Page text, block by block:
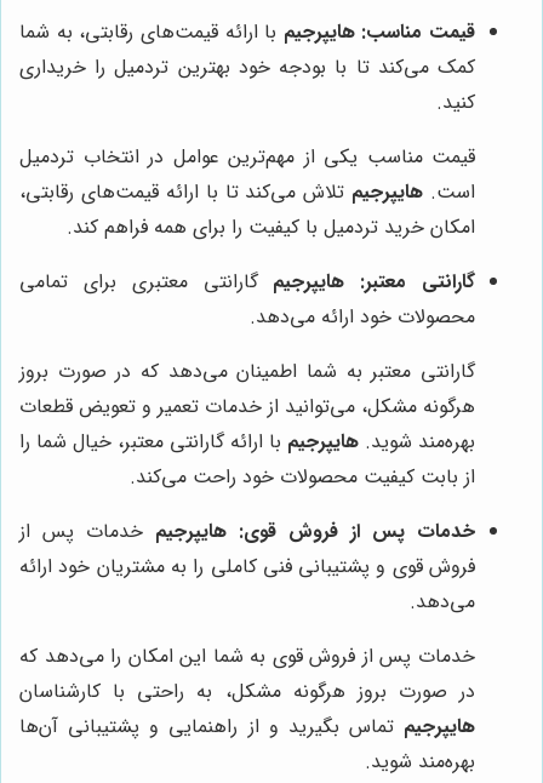
قیمت مناسب: هایپرجیم با ارائه قیمت‌های رقابتی، به شما
کمک می‌کند تا با بودجه خود بهترین تردمیل را خریداری
کنید.
قیمت مناسب یکی از مهم‌ترین عوامل در انتخاب تردمیل
است. هایپرجیم تلاش می‌کند تا با ارائه قیمت‌های رقابتی،
امکان خرید تردمیل با کیفیت را برای همه فراهم کند.
گارانتی معتبر: هایپرجیم گارانتی معتبری برای تمامی
محصولات خود ارائه می‌دهد.
گارانتی معتبر به شما اطمینان می‌دهد که در صورت بروز
هرگونه مشکل، می‌توانید از خدمات تعمیر و تعویض قطعات
بهره‌مند شوید. هایپرجیم با ارائه گارانتی معتبر، خیال شما را
از بابت کیفیت محصولات خود راحت می‌کند.
خدمات پس از فروش قوی: هایپرجیم خدمات پس از
فروش قوی و پشتیبانی فنی کاملی را به مشتریان خود ارائه
می‌دهد.
خدمات پس از فروش قوی به شما این امکان را می‌دهد که
در صورت بروز هرگونه مشکل، به راحتی با کارشناسان
هایپرجیم تماس بگیرید و از راهنمایی و پشتیبانی آن‌ها
بهره‌مند شوید.